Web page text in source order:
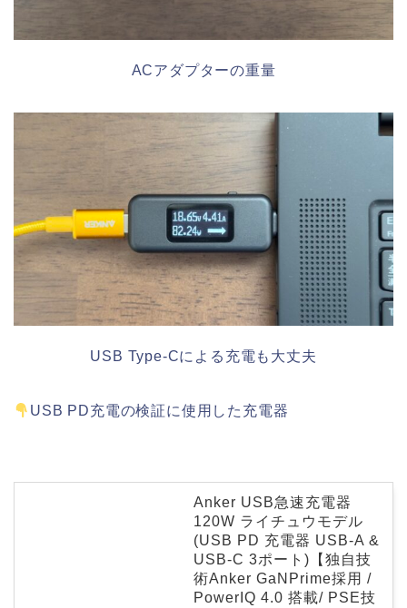
ACアダプターの重量
USB Type-Cによる充電も大丈夫
USB PD充電の検証に使用した充電器
Anker USB急速充電器
120W ライチュウモデル
(USB PD 充電器 USB-A &
USB-C 3ポート)【独自技
術Anker GaNPrime採用 /
PowerIQ 4.0 搭載/ PSE技